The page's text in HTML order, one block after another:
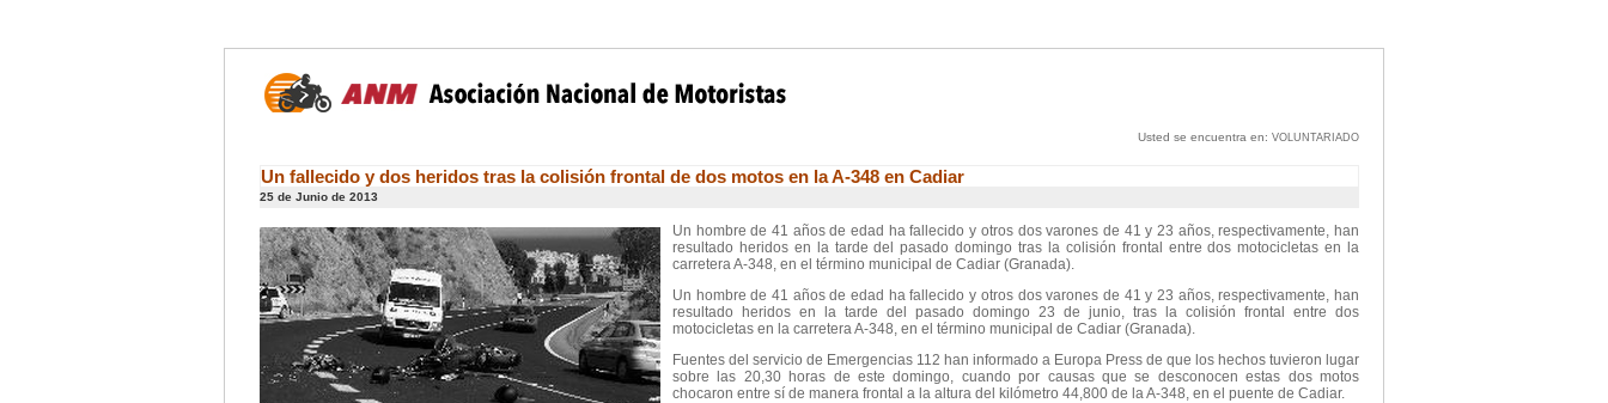
Usted se encuentra en: VOLUNTARIADO
Un fallecido y dos heridos tras la colisión frontal de dos motos en la A-348 en Cadiar
25 de Junio de 2013
Un hombre de 41 años de edad ha fallecido y otros dos varones de 41 y 23 años, respectivamente, han
resultado heridos en la tarde del pasado domingo tras la colisión frontal entre dos motocicletas en la
carretera A-348, en el término municipal de Cadiar (Granada).
Un hombre de 41 años de edad ha fallecido y otros dos varones de 41 y 23 años, respectivamente, han
resultado heridos en la tarde del pasado domingo 23 de junio, tras la colisión frontal entre dos
motocicletas en la carretera A-348, en el término municipal de Cadiar (Granada).
Fuentes del servicio de Emergencias 112 han informado a Europa Press de que los hechos tuvieron lugar
sobre las 20,30 horas de este domingo, cuando por causas que se desconocen estas dos motos
chocaron entre sí de manera frontal a la altura del kilómetro 44,800 de la A-348, en el puente de Cadiar.